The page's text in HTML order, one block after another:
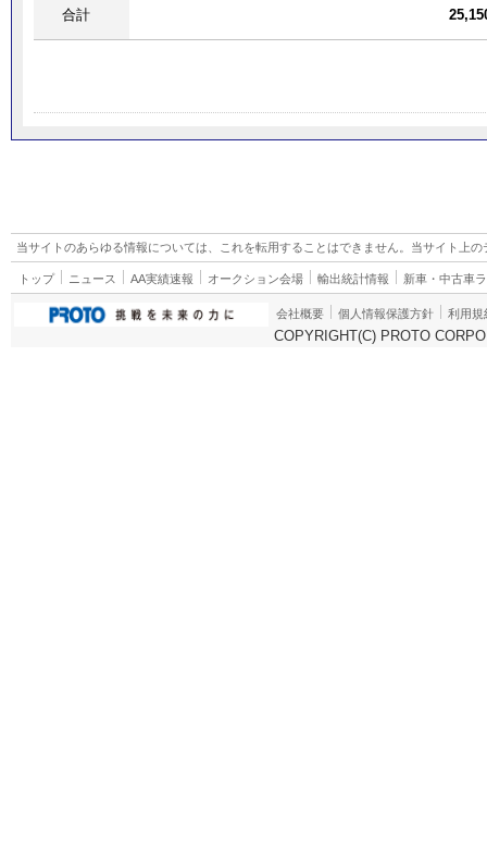
合計
当サイトのあらゆる情報については、これを転用することはできません。当サイト上
トップ ニュース AA実績速報 オークション会場 輸出統計情報 新車・中古車
会社概要 個人情報保護方針 利用規
COPYRIGHT(C) PROTO